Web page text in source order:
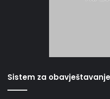
Sistem za obavještavanje